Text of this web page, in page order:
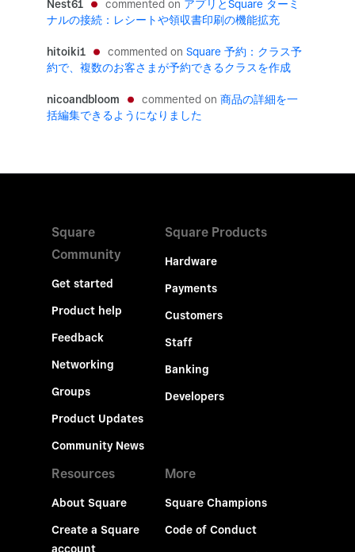
Nest61
アプリとSquare ターミ
ナルの接続：レシートや領収書印刷の機能拡充
hitoiki1
Square 予約：クラス予
約で、複数のお客さまが予約できるクラスを作成
nicoandbloom
商品の詳細を一
括編集できるようになりました
Square
Community
Get started
Product help
Feedback
Networking
Groups
Product Updates
Community News
Square Products
Hardware
Payments
Customers
Staff
Banking
Developers
Resources
About Square
Create a Square
account
More
Square Champions
Code of Conduct